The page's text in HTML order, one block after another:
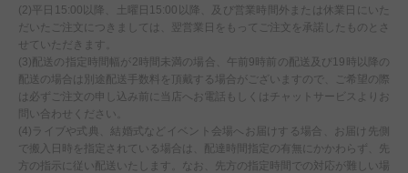
(2)平日15:00以降、土曜日15:00以降、及び営業時間外または休業日にいた
だいたご注文につきましては、翌営業日をもってご注文を承諾したものとさ
せていただきます。
(3)配送の指定時間幅が2時間未満の場合、午前9時前の配送及び19時以降の
配送の場合は別途配送手数料を頂戴する場合がございますので、ご希望の際
は必ずご注文の申し込み前に当店へお電話もしくはチャットサービスよりお
問い合わせください。
(4)ライブや式典、結婚式などイベント会場へお届けする場合、お届け先側
で搬入日時を指定されている場合は、配達時間指定の有無にかかわらず、先
方の指示に従い配送いたします。なお、先方の指定時間での対応が難しい場